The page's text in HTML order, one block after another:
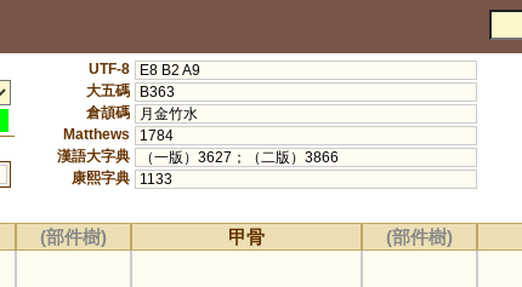
UTF-8
E8 B2 A9
大五碼
B363
倉頡碼
月金竹水
Matthews
1784
漢語大字典
（一版）3627；（二版）3866
康熙字典
1133
(部件樹) 甲骨 (部件樹)